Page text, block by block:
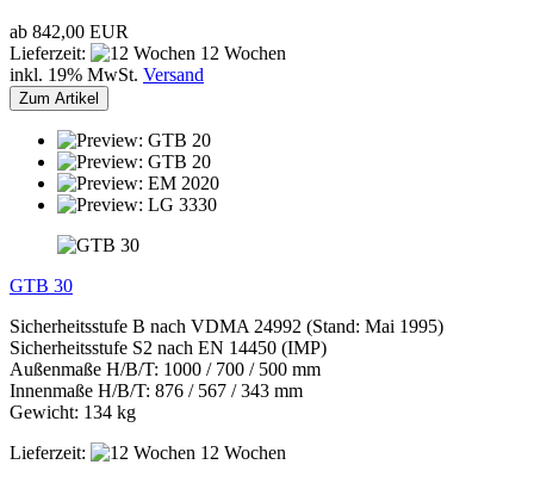
ab 842,00 EUR
Lieferzeit:
12 Wochen
inkl. 19% MwSt. Versand
Zum Artikel
GTB 30
Sicherheitsstufe B nach VDMA 24992 (Stand: Mai 1995)
Sicherheitsstufe S2 nach EN 14450 (IMP)
Außenmaße H/B/T: 1000 / 700 / 500 mm
Innenmaße H/B/T: 876 / 567 / 343 mm
Gewicht: 134 kg
Lieferzeit:
12 Wochen